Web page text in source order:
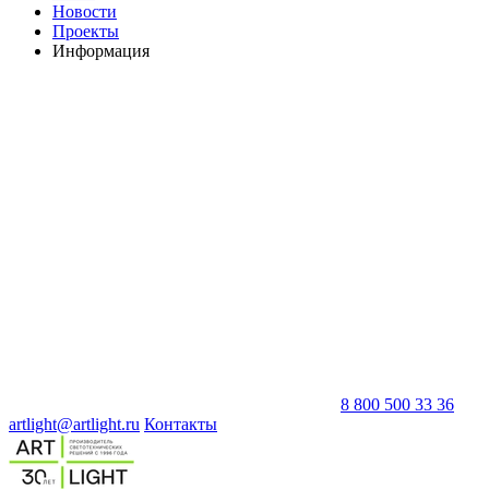
Новости
Проекты
Информация
8 800 500 33 36
artlight@artlight.ru Контакты